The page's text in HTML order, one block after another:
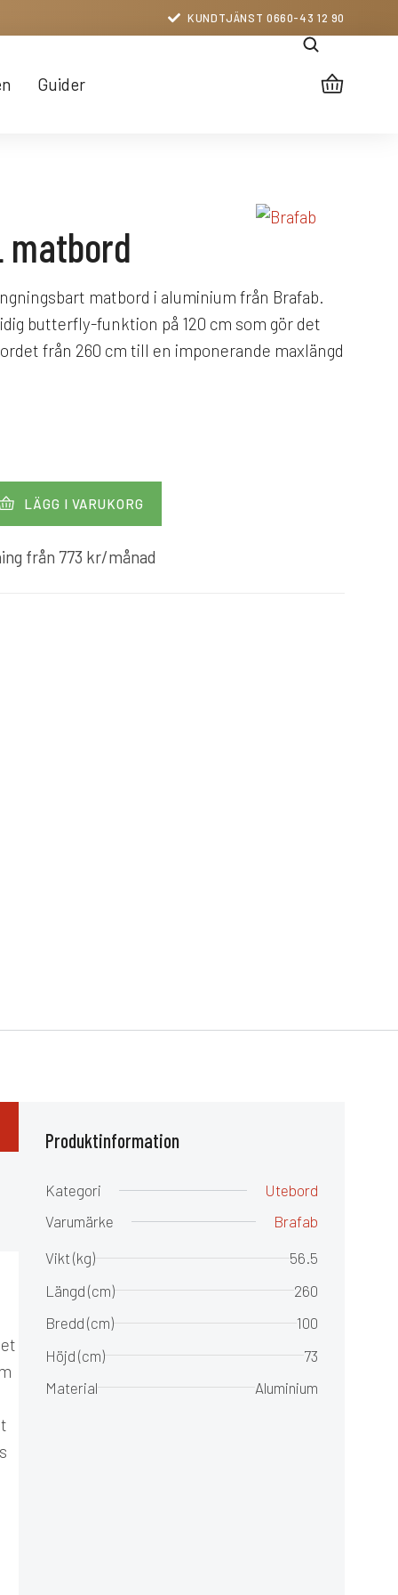
KUNDTJÄNST 0660-43 12 90
Guider
matbord
matbord i aluminium från Brafab.
butterfly-funktion på 120 cm som gör det
från 260 cm till en imponerande maxlängd
LÄGG I VARUKORG
från 773 kr/månad
Produktinformation
Kategori
Utebord
Varumärke
Brafab
Vikt (kg)
56.5
Längd (cm)
260
Bredd (cm)
100
Höjd (cm)
73
Material
Aluminium